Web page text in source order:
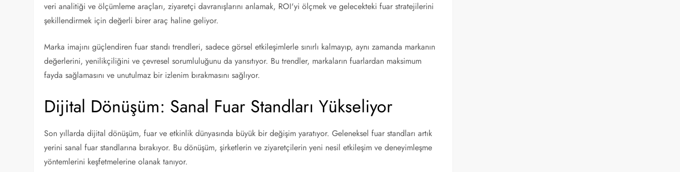
veri analitiği ve ölçümleme araçları, ziyaretçi davranışlarını anlamak, ROI'yi ölçmek ve gelecekteki fuar stratejilerini
şekillendirmek için değerli birer araç haline geliyor.
Marka imajını güçlendiren fuar standı trendleri, sadece görsel etkileşimlerle sınırlı kalmayıp, aynı zamanda markanın
değerlerini, yenilikçiliğini ve çevresel sorumluluğunu da yansıtıyor. Bu trendler, markaların fuarlardan maksimum
fayda sağlamasını ve unutulmaz bir izlenim bırakmasını sağlıyor.
Dijital Dönüşüm: Sanal Fuar Standları Yükseliyor
Son yıllarda dijital dönüşüm, fuar ve etkinlik dünyasında büyük bir değişim yaratıyor. Geleneksel fuar standları artık
yerini sanal fuar standlarına bırakıyor. Bu dönüşüm, şirketlerin ve ziyaretçilerin yeni nesil etkileşim ve deneyimleşme
yöntemlerini keşfetmelerine olanak tanıyor.